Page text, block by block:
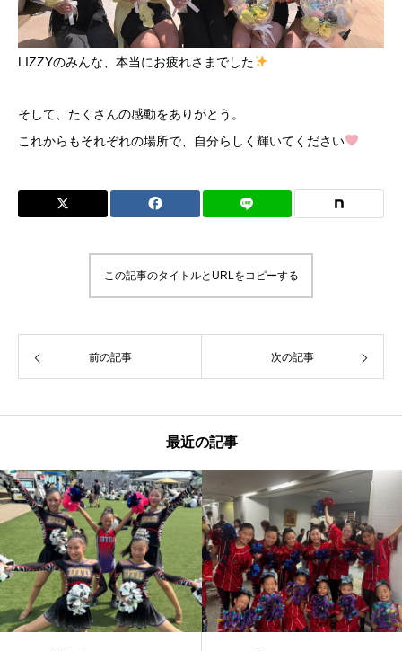
LIZZYのみんな、本当にお疲れさまでした
そして、たくさんの感動をありがとう。
これからもそれぞれの場所で、自分らしく輝いてください
この記事のタイトルとURLをコピーする
前の記事 次の記事
最近の記事